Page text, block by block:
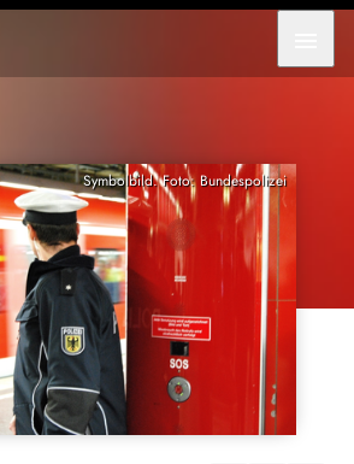
Symbolbild. Foto: Bundespolizei